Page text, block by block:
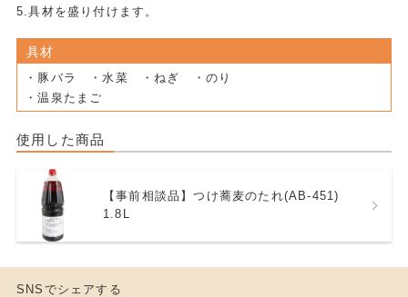
5.具材を盛り付けます。
具材
・豚バラ ・水菜 ・ねぎ ・のり
・温泉たまご
使用した商品
【事前相談品】つけ蕎麦のたれ(AB-451)
1.8L
SNSでシェアする